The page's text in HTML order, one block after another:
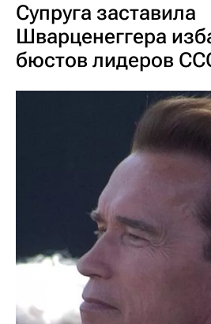
Супруга заставила
Шварценеггера
бюстов лидеров